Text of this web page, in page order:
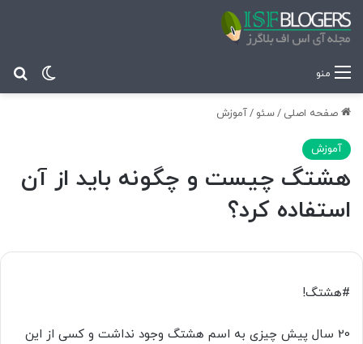
منو
صفحه اصلی /سئو /آموزش
آموزش
هشتگ چیست و چگونه باید از آن
استفاده کرد؟
#هشتگ!
20 سال پیش چیزی به اسم هشتگ وجود نداشت و کسی از این